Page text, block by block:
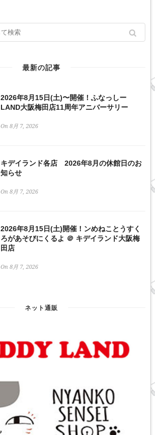
最新の記事
2026年8月15日(土)〜開催！ふなっしー
LAND大阪梅田店11周年アニバーサリー
On 8月 7, 2026
キデイランド各店 2026年8月の休館日のお
知らせ
On 8月 7, 2026
2026年8月15日(土)開催！ンめねことうすく
ろがあそびにくるよ ＠ キデイランド大阪梅
田店
On 8月 7, 2026
ネット通販